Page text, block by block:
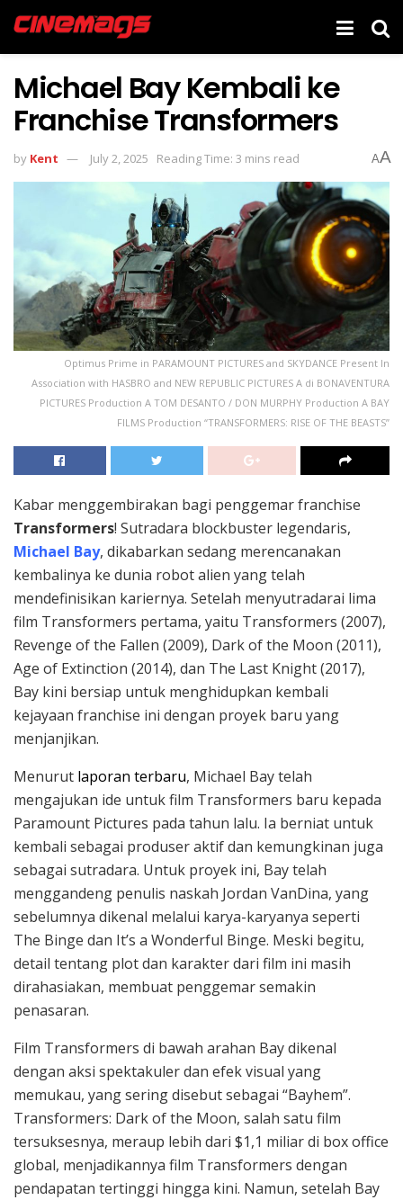
Michael Bay Kembali ke
Franchise Transformers
by Kent July 2, 2025 Reading Time: 3 mins read AA
Optimus Prime in PARAMOUNT PICTURES and SKYDANCE Present In
Association with HASBRO and NEW REPUBLIC PICTURES A di BONAVENTURA
PICTURES Production A TOM DESANTO / DON MURPHY Production A BAY
FILMS Production “TRANSFORMERS: RISE OF THE BEASTS”
Kabar menggembirakan bagi penggemar franchise
Transformers! Sutradara blockbuster legendaris,
Michael Bay, dikabarkan sedang merencanakan
kembalinya ke dunia robot alien yang telah
mendefinisikan kariernya. Setelah menyutradarai lima
film Transformers pertama, yaitu Transformers (2007),
Revenge of the Fallen (2009), Dark of the Moon (2011),
Age of Extinction (2014), dan The Last Knight (2017),
Bay kini bersiap untuk menghidupkan kembali
kejayaan franchise ini dengan proyek baru yang
menjanjikan.
Menurut laporan terbaru, Michael Bay telah
mengajukan ide untuk film Transformers baru kepada
Paramount Pictures pada tahun lalu. Ia berniat untuk
kembali sebagai produser aktif dan kemungkinan juga
sebagai sutradara. Untuk proyek ini, Bay telah
menggandeng penulis naskah Jordan VanDina, yang
sebelumnya dikenal melalui karya-karyanya seperti
The Binge dan It’s a Wonderful Binge. Meski begitu,
detail tentang plot dan karakter dari film ini masih
dirahasiakan, membuat penggemar semakin
penasaran.
Film Transformers di bawah arahan Bay dikenal
dengan aksi spektakuler dan efek visual yang
memukau, yang sering disebut sebagai “Bayhem”.
Transformers: Dark of the Moon, salah satu film
tersuksesnya, meraup lebih dari $1,1 miliar di box office
global, menjadikannya film Transformers dengan
pendapatan tertinggi hingga kini. Namun, setelah Bay